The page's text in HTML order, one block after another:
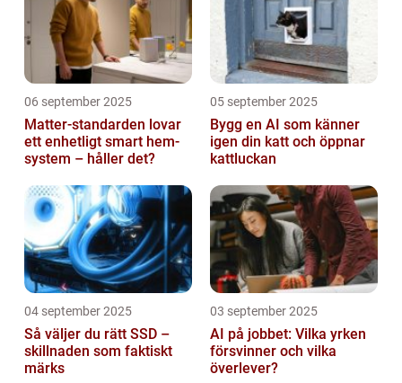
06 september 2025
Matter-standarden lovar
ett enhetligt smart hem-
system – håller det?
05 september 2025
Bygg en AI som känner
igen din katt och öppnar
kattluckan
04 september 2025
Så väljer du rätt SSD –
skillnaden som faktiskt
märks
03 september 2025
AI på jobbet: Vilka yrken
försvinner och vilka
överlever?